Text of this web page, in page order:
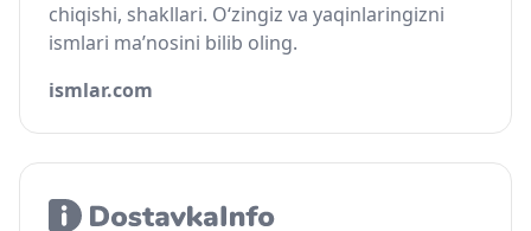
chiqishi, shakllari. O‘zingiz va yaqinlaringizni
ismlari ma’nosini bilib oling.
ismlar.com